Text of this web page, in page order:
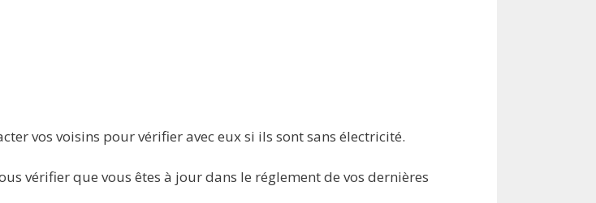
vos voisins pour vérifier avec eux si ils sont sans électricité.
vérifier que vous êtes à jour dans le réglement de vos dernières